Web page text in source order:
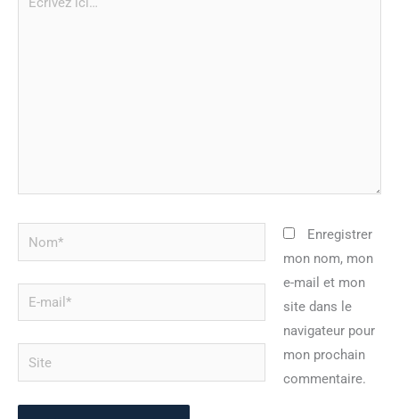
Nom*
mail*
Site
Enregistrer
mon nom, mon
e-mail et mon
site dans le
navigateur pour
mon prochain
commentaire.